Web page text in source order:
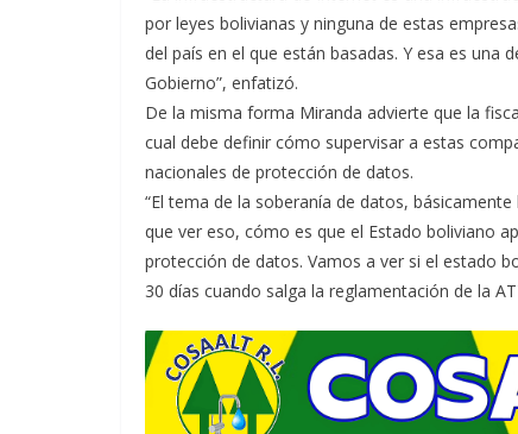
por leyes bolivianas y ninguna de estas
del país en el que están basadas. Y esa es
Gobierno”, enfatizó.
De la misma forma Miranda advierte que la
cual debe definir cómo supervisar a estas
nacionales de protección de datos.
“El tema de la soberanía de datos,
que ver eso, cómo es que el Estado boliviano
protección de datos. Vamos a ver si el estado
30 días cuando salga la reglamentación de la